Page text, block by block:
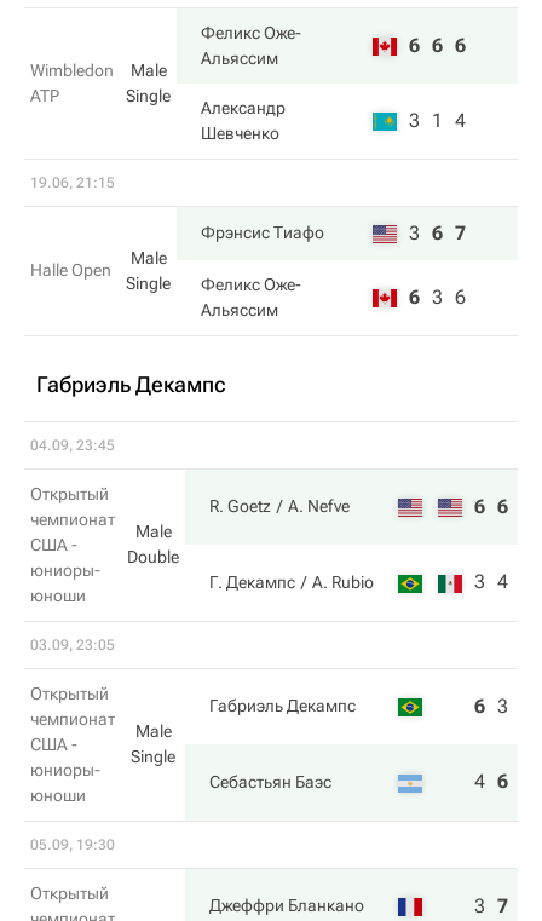
Wimbledon
ATP
Male
Single
Феликс Оже-
Альяссим
6 6 6
Александр
Шевченко
3 1 4
19.06, 21:15
Halle Open
Male
Single
Фрэнсис Тиафо 3 6 7
Феликс Оже-
Альяссим
6 3 6
Габриэль Декампс
04.09, 23:45
Открытый
чемпионат
США -
юниоры-
юноши
Male
Double
R. Goetz A. Nefve 6 6
Г. Декампс A. Rubio 3 4
03.09, 23:05
Открытый
чемпионат
США -
юниоры-
юноши
Male
Single
Габриэль Декампс 6 3
Себастьян Баэс 4 6
05.09, 19:30
Открытый
Джеффри Бланкано 3 7